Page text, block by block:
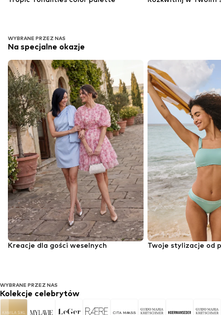
WYBRANE PRZEZ NAS
Na specjalne okazje
Kreacje dla gości weselnych Twoje stylizacje od
WYBRANE PRZEZ NAS
Kolekcje celebrytów